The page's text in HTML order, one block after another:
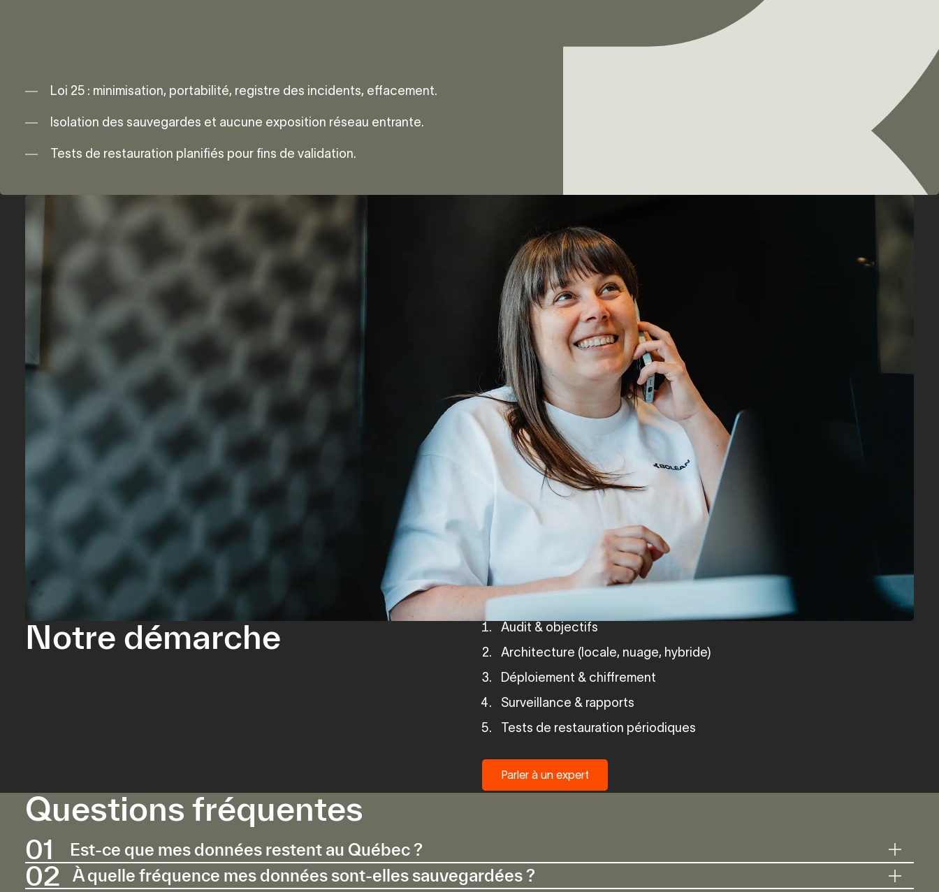
Loi 25 : minimisation, portabilité, registre des incidents, effacement.
Isolation des sauvegardes et aucune exposition réseau entrante.
Tests de restauration planifiés pour fins de validation.
Notre démarche
Audit & objectifs
Architecture (locale, nuage, hybride)
Déploiement & chiffrement
Surveillance & rapports
Tests de restauration périodiques
Parler à un expert
Questions fréquentes
01 Est-ce que mes données restent au Québec ?
02 À quelle fréquence mes données sont-elles sauvegardées ?